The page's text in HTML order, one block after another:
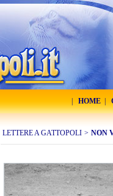
HOME
LETTERE A GATTOPOLI > NON